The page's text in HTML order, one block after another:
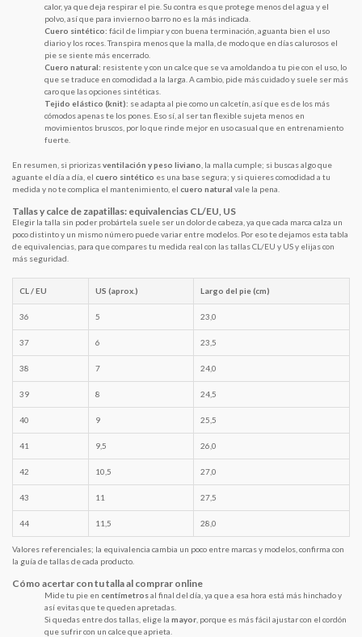
calor, ya que deja respirar el pie. Su contra es que protege menos del agua y el
polvo, así que para invierno o barro no es la más indicada.
Cuero sintético: fácil de limpiar y con buena terminación, aguanta bien el uso
diario y los roces. Transpira menos que la malla, de modo que en días calurosos el
pie se siente más encerrado.
Cuero natural: resistente y con un calce que se va amoldando a tu pie con el uso, lo
que se traduce en comodidad a la larga. A cambio, pide más cuidado y suele ser más
caro que las opciones sintéticas.
Tejido elástico (knit): se adapta al pie como un calcetín, así que es de los más
cómodos apenas te los pones. Eso sí, al ser tan flexible sujeta menos en
movimientos bruscos, por lo que rinde mejor en uso casual que en entrenamiento
fuerte.
En resumen, si priorizasventilación y peso liviano , la malla cumple; si buscas algo que
aguante el día a día, el cuero sintético es una base segura; y si quieres comodidad a tu
medida y no te complica el mantenimiento, el cuero natural vale la pena.
Tallas y calce de zapatillas: equivalencias CL/EU, US
Elegir la talla sin poder probártela suele ser un dolor de cabeza, ya que cada marca calza un
poco distinto y un mismo número puede variar entre modelos. Por eso te dejamos esta tabla
de equivalencias, para que compares tu medida real con las tallas CL/EU y US y elijas con
más seguridad.
Valores referenciales; la equivalencia cambia un poco entre marcas y modelos, confirma con
la guía de tallas de cada producto.
CL / EU US (aprox.) Largo del pie (cm)
36 5 23,0
37 6 23,5
38 7 24,0
39 8 24,5
40 9 25,5
41 9,5 26,0
42 10,5 27,0
43 11 27,5
44 11,5 28,0
Cómo acertar con tu talla al comprar online
Mide tu pie en centímetrosal final del día, ya que a esa hora está más hinchado y
así evitas que te queden apretadas.
Si quedas entre dos tallas, elige la mayor , porque es más fácil ajustar con el cordón
que sufrir con un calce que aprieta.